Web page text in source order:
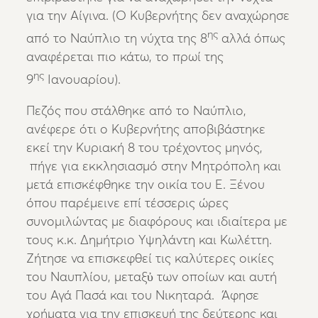
για την Αίγινα. (Ο Κυβερνήτης δεν αναχώρησε
από το Ναύπλιο τη νύχτα της 8ης αλλά όπως
αναφέρεται πιο κάτω, το πρωί της
9ης Ιανουαρίου).
Πεζός που στάλθηκε από το Ναύπλιο,
ανέφερε ότι ο Κυβερνήτης αποβιβάστηκε
εκεί την Κυριακή 8 του τρέχοντος μηνός,
πήγε για εκκλησιασμό στην Μητρόπολη και
μετά επισκέφθηκε την οικία του Ε. Ξένου
όπου παρέμεινε επί τέσσερις ώρες
συνομιλώντας με διαφόρους και ιδιαίτερα με
τους κ.κ. Δημήτριο Υψηλάντη και Κωλέττη.
Ζήτησε να επισκεφθεί τις καλύτερες οικίες
του Ναυπλίου, μεταξὐ των οποίων και αυτή
του Αγά Πασά και του Νικηταρά. Άφησε
χρήματα για την επισκευή της δεύτερης και